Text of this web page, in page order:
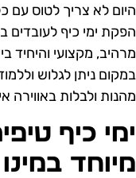
לא צריך לטוס עם
ימי כיף לעובדים
מקצועי והיחיד
ניתן לגלוש
ולבלות באווירה
כיף
במינו